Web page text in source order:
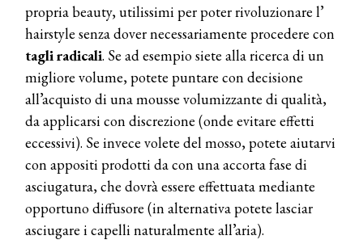
propria beauty, utilissimi per poter rivoluzionare l’
hairstyle senza dover necessariamente procedere con
tagli radicali. Se ad esempio siete alla ricerca di un
migliore volume, potete puntare con decisione
all’acquisto di una mousse volumizzante di qualità,
da applicarsi con discrezione (onde evitare effetti
eccessivi). Se invece volete del mosso, potete aiutarvi
con appositi prodotti da con una accorta fase di
asciugatura, che dovrà essere effettuata mediante
opportuno diffusore (in alternativa potete lasciar
asciugare i capelli naturalmente all’aria).